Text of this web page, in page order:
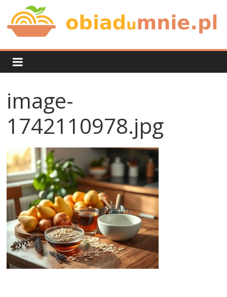
content
Obiad
u
mnie
image-
1742110978.jpg